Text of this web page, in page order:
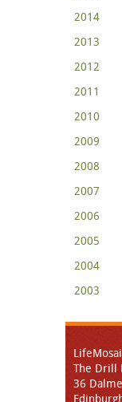
2014
2013
2012
2011
2010
2009
2008
2007
2006
2005
2004
2003
The Drill
36